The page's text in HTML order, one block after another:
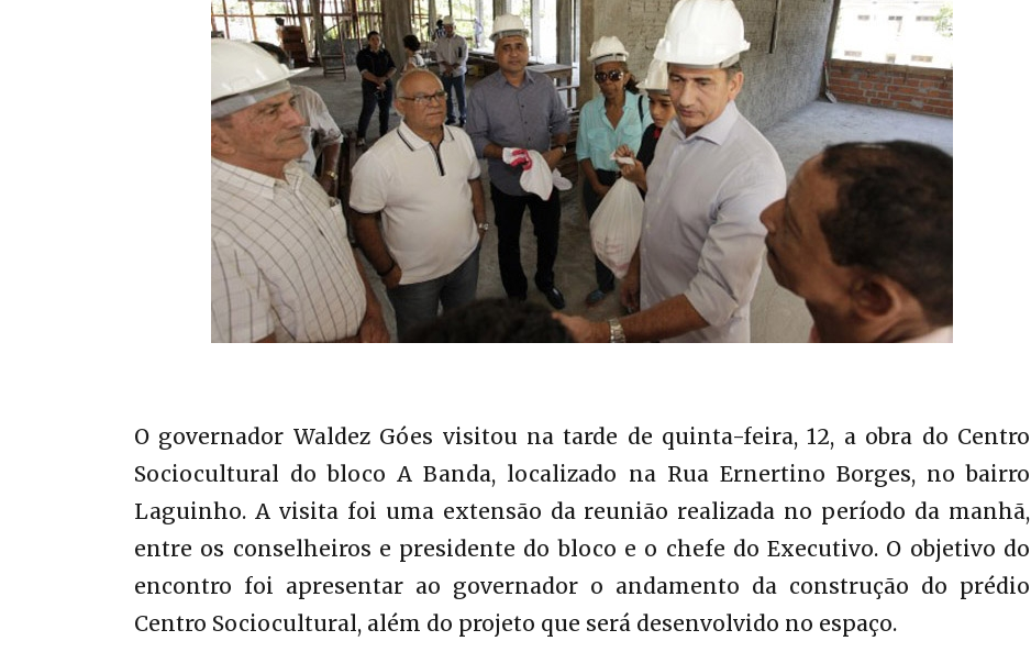
O governador Waldez Góes visitou na tarde de quinta-feira, 12, a obra do Centro
Sociocultural do bloco A Banda, localizado na Rua Ernertino Borges, no bairro
Laguinho. A visita foi uma extensão da reunião realizada no período da manhã,
entre os conselheiros e presidente do bloco e o chefe do Executivo. O objetivo do
encontro foi apresentar ao governador o andamento da construção do prédio
Centro Sociocultural, além do projeto que será desenvolvido no espaço.